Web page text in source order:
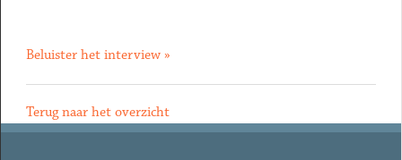
Beluister het interview »
Terug naar het overzicht